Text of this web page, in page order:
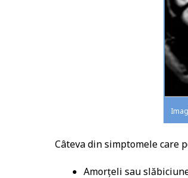
Câteva din simptomele care
Amorțeli sau